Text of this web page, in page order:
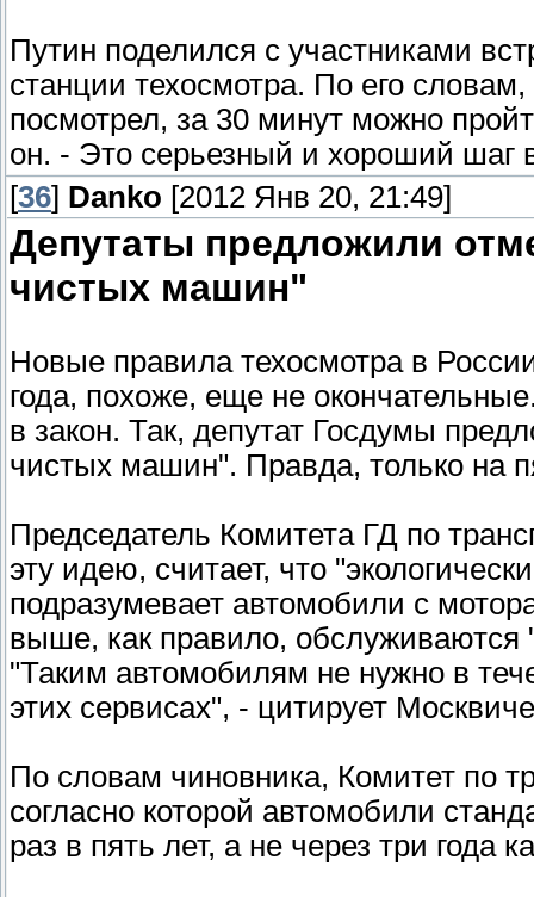
Путин поделился с участниками
станции техосмотра. По его
посмотрел, за 30 минут можно
он. - Это серьезный и хороший шаг
[36] Danko [2012 Янв 20, 21:49]
Депутаты предложили
чистых машин"
Новые правила техосмотра в
года, похоже, еще не
в закон. Так, депутат Госдумы
чистых машин". Правда, только на
Председатель Комитета ГД по
эту идею, считает, что
подразумевает автомобили с
выше, как правило,
"Таким автомобилям не нужно в
этих сервисах", - цитирует
По словам чиновника, Комитет по
согласно которой автомобили
раз в пять лет, а не через три года